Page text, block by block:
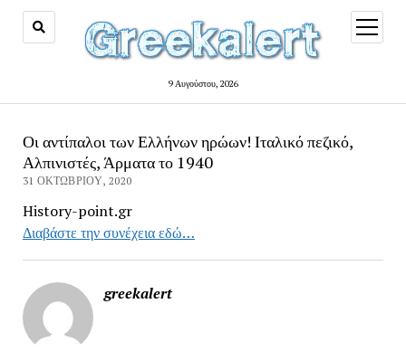
9 Αυγούστου, 2026
open
menu
Οι αντίπαλοι των Ελλήνων ηρώων! Ιταλικό πεζικό,
Αλπινιστές, Άρματα το 1940
31 ΟΚΤΩΒΡΊΟΥ, 2020
History-point.gr
Διαβάστε την συνέχεια εδώ…
greekalert